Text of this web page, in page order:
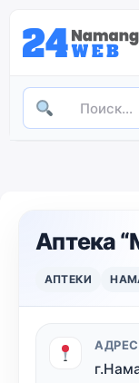
Аптека
АПТЕКИ
АДРЕС